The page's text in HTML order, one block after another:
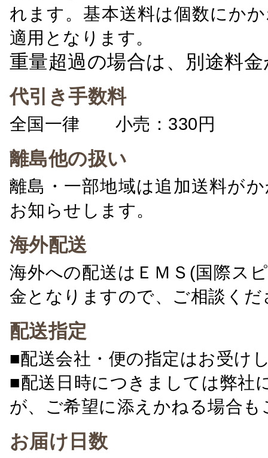
れます。基本送料は個数にか
適用となります。
重量超過の場合は、別途料
代引き手数料
全国一律 小売：330円 卸
離島他の扱い
離島・一部地域は追加送料が
お知らせします。
海外配送
海外への配送はＥＭＳ(国際ス
金となりますので、ご相談くだ
配送指定
■配送会社・便の指定はお受け
■配送日時につきましては弊社
が、ご希望に添えかねる場合
お届け日数